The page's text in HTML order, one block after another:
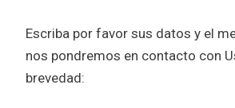
Escriba por favor sus datos y el
nos pondremos en contacto con
brevedad: